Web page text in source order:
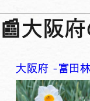
📰大阪
大阪府 -富田